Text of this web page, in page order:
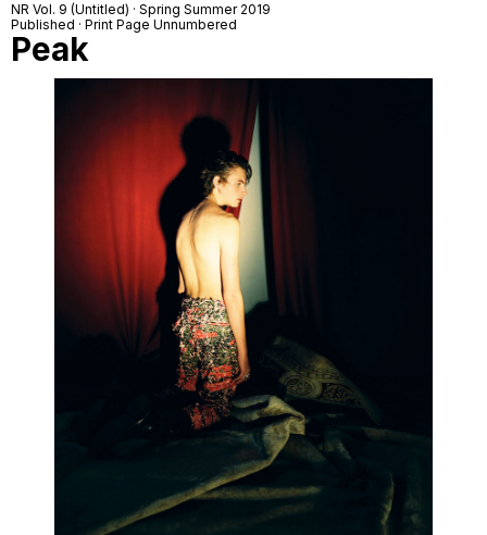
NR Vol. 9 (Untitled) · Spring Summer 2019
Published · Print Page Unnumbered
Peak